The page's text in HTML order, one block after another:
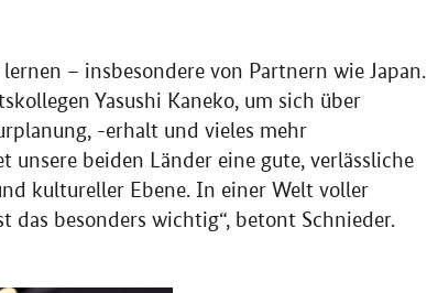
– insbesondere von Partnern wie Japan.
Yasushi Kaneko, um sich über
-erhalt und vieles mehr
unsere beiden Länder eine gute, verlässliche
kultureller Ebene. In einer Welt voller
das besonders wichtig“, betont Schnieder.